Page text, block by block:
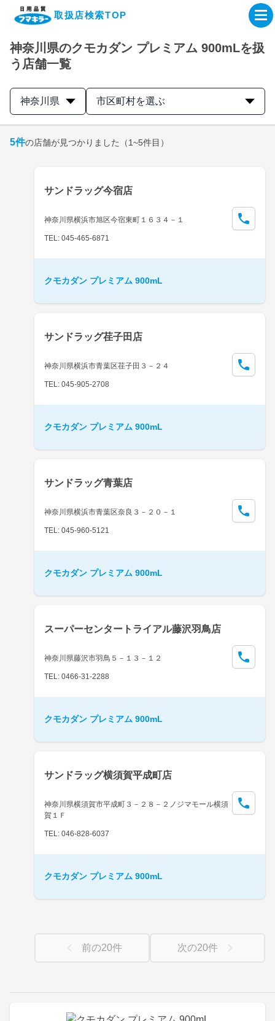
取扱店検索TOP
企業・IR情報サイト
製品情報サイト
取扱店検索はこちら
神奈川県のクモカダン プレミアム 900mLを扱
う店舗一覧
神奈川県 市区町村を選ぶ
5件の店舗が見つかりました （1~5件目）
サンドラッグ今宿店
神奈川県横浜市旭区今宿東町１６３４－１
TEL: 045-465-6871
クモカダン プレミアム 900mL
サンドラッグ荏子田店
神奈川県横浜市青葉区荏子田３－２４
TEL: 045-905-2708
クモカダン プレミアム 900mL
サンドラッグ青葉店
神奈川県横浜市青葉区奈良３－２０－１
TEL: 045-960-5121
クモカダン プレミアム 900mL
スーパーセンタートライアル藤沢羽鳥店
神奈川県藤沢市羽鳥５－１３－１２
TEL: 0466-31-2288
クモカダン プレミアム 900mL
サンドラッグ横須賀平成町店
神奈川県横須賀市平成町３－２８－２ノジマモール横須
賀１Ｆ
TEL: 046-828-6037
クモカダン プレミアム 900mL
前の20件 次の20件